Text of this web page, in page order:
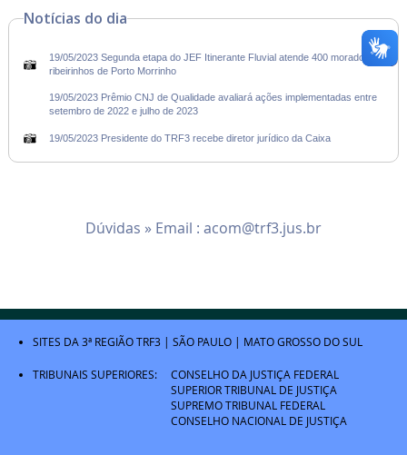
Notícias do dia
19/05/2023 Segunda etapa do JEF Itinerante Fluvial atende 400 moradores
ribeirinhos de Porto Morrinho
19/05/2023 Prêmio CNJ de Qualidade avaliará ações implementadas entre
setembro de 2022 e julho de 2023
19/05/2023 Presidente do TRF3 recebe diretor jurídico da Caixa
Dúvidas » Email : acom@trf3.jus.br
SITES DA 3ª REGIÃOTRF3 | SÃO PAULO | MATO GROSSO DO SUL
TRIBUNAIS SUPERIORES:
CONSELHO DA JUSTIÇA FEDERAL
SUPERIOR TRIBUNAL DE JUSTIÇA
SUPREMO TRIBUNAL FEDERAL
CONSELHO NACIONAL DE JUSTIÇA